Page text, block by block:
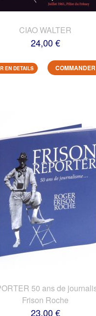
CIAO WALTER
24,00 €
EN DETAILS COMMANDER
50 ans de
Frison Roche
23,00 €